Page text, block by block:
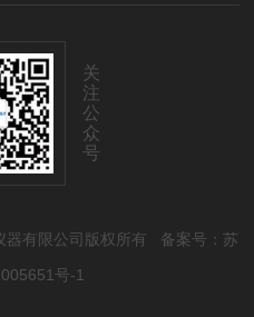
关
注
公
众
号
器有限公司版权所有 备案号：苏
号-1